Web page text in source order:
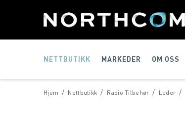
NETTBUTIKK MARKEDER OM OSS
/
Hjem /
Nettbutikk /
Radio Tilbehør /
Lader